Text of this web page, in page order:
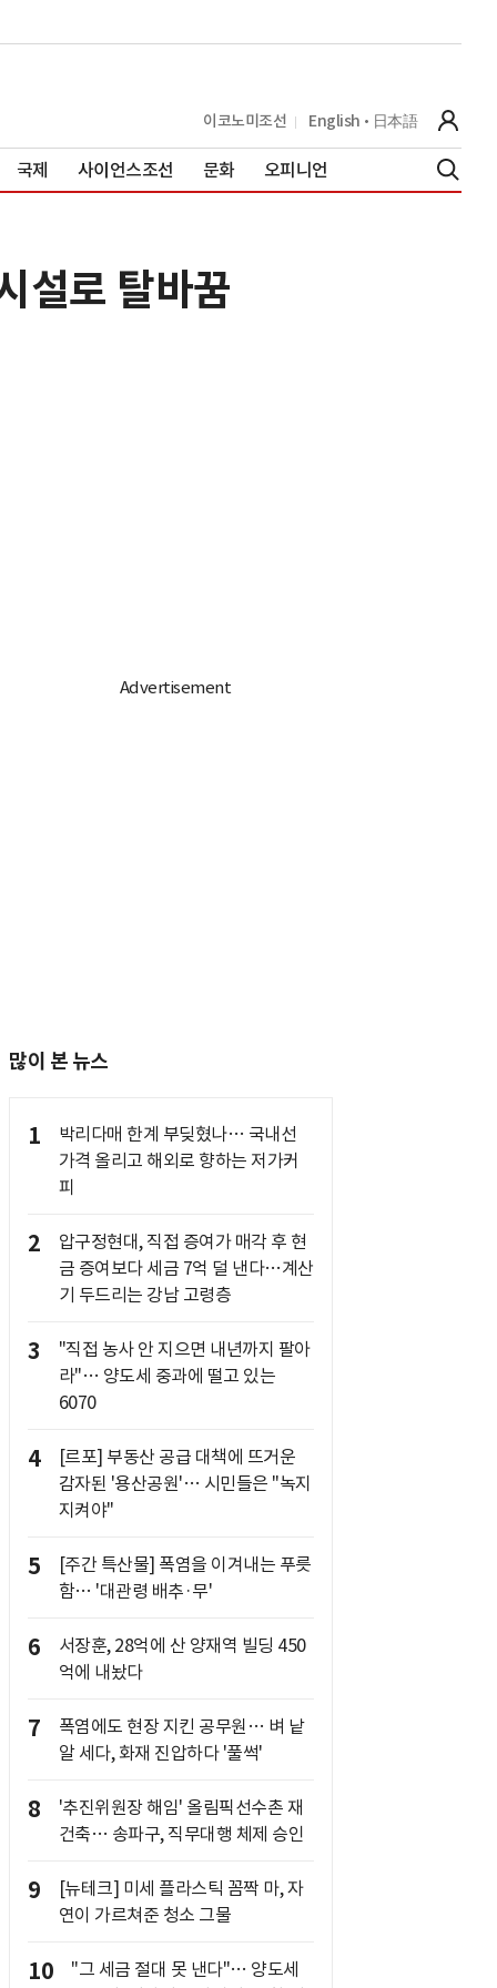
이코노미조선 English 日本語
국제 사이언스조선 문화 오피니언
설로 탈바꿈
많이 본 뉴스
1
박리다매 한계 부딪혔나… 국내선
가격 올리고 해외로 향하는 저가커
피
2
압구정현대, 직접 증여가 매각 후 현
금 증여보다 세금 7억 덜 낸다…계산
기 두드리는 강남 고령층
3
"직접 농사 안 지으면 내년까지 팔아
라"… 양도세 중과에 떨고 있는
6070
4
[르포] 부동산 공급 대책에 뜨거운
감자된 '용산공원'… 시민들은 "녹지
지켜야"
5
[주간 특산물] 폭염을 이겨내는 푸릇
함… '대관령 배추·무'
6
서장훈, 28억에 산 양재역 빌딩 450
억에 내놨다
7
폭염에도 현장 지킨 공무원… 벼 낱
알 세다, 화재 진압하다 '풀썩'
8
'추진위원장 해임' 올림픽선수촌 재
건축… 송파구, 직무대행 체제 승인
9
[뉴테크] 미세 플라스틱 꼼짝 마, 자
연이 가르쳐준 청소 그물
10
"그 세금 절대 못 낸다"… 양도세